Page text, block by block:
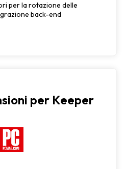
per la rotazione delle
back-end
per Keeper